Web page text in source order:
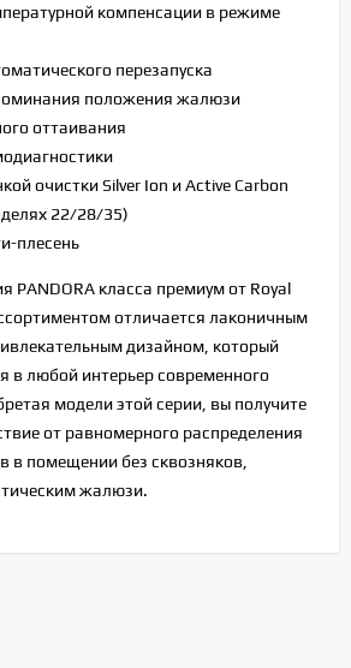
компенсации в режиме
перезапуска
положения жалюзи
оттаивания
очистки Silver Ion и Active Carbon
22/28/35)
плесень
PANDORA класса премиум от Royal
отличается лаконичным
дизайном, который
в любой интерьер современного
модели этой серии, вы получите
от равномерного распределения
в помещении без сквозняков,
жалюзи.